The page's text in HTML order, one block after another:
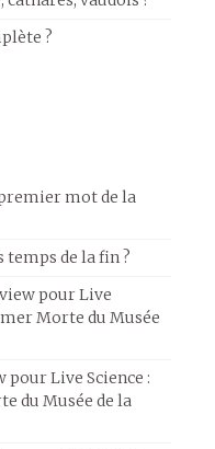
?
mot de la
temps de la fin ?
pour Live
Morte du Musée
pour Live Science :
du Musée de la